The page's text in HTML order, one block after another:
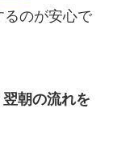
るのが安心で
翌朝の流れを